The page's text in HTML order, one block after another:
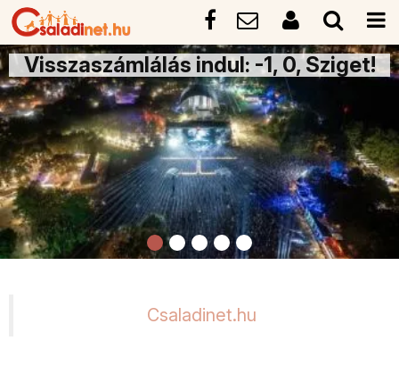
Visszaszámlálás indul: -1, 0, Sziget!
Csaladinet.hu